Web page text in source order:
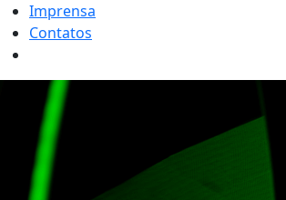
Imprensa
Contatos